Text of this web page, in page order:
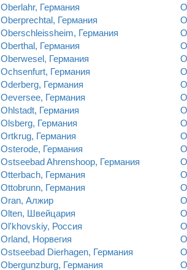
Oberlahr, Германия
Oberprechtal, Германия
Oberschleissheim, Германия
Oberthal, Германия
Oberwesel, Германия
Ochsenfurt, Германия
Oderberg, Германия
Oeversee, Германия
Ohlstadt, Германия
Olsberg, Германия
Ortkrug, Германия
Osterode, Германия
Ostseebad Ahrenshoop, Германия
Otterbach, Германия
Ottobrunn, Германия
Oran, Алжир
Olten, Швейцария
Ol'khovskiy, Россия
Orland, Норвегия
Ostseebad Dierhagen, Германия
Obergunzburg, Германия